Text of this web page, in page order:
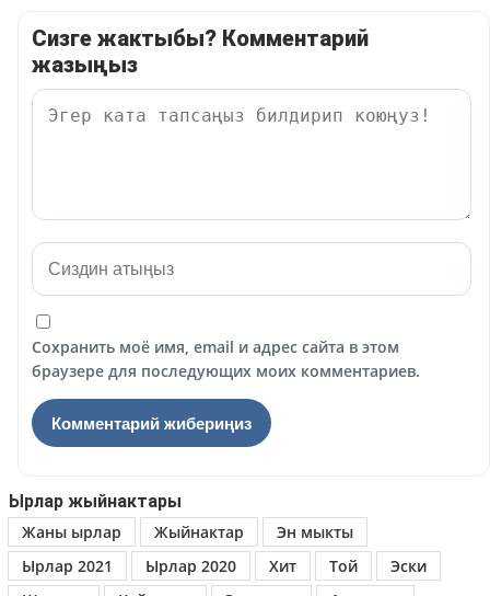
Сизге жактыбы? Комментарий
жазыңыз
Сохранить моё имя, email и адрес сайта в этом
браузере для последующих моих комментариев.
Ырлар жыйнактары
Жаны ырлар
Жыйнактар
Эн мыкты
Ырлар 2021
Ырлар 2020 Хит Той
Эски